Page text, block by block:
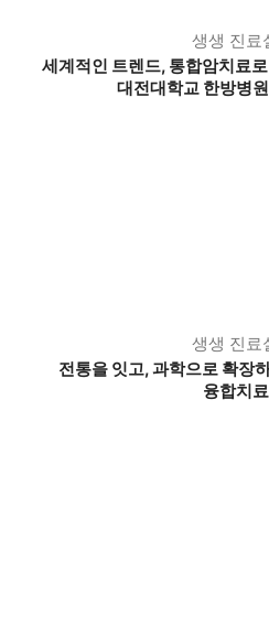
생생 진료
세계적인 트렌드, 통합암치료
대전대학교 한방병
생생 진료
전통을 잇고, 과학으로 확장
융합치료